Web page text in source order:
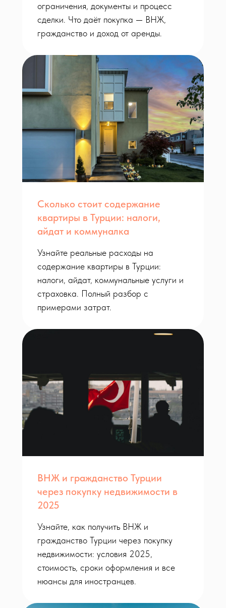
ограничения, документы и процесс
сделки. Что даёт покупка — ВНЖ,
гражданство и доход от аренды.
Сколько стоит содержание
квартиры в Турции: налоги,
айдат и коммуналка
Узнайте реальные расходы на
содержание квартиры в Турции:
налоги, айдат, коммунальные услуги и
страховка. Полный разбор с
примерами затрат.
ВНЖ и гражданство Турции
через покупку недвижимости в
2025
Узнайте, как получить ВНЖ и
гражданство Турции через покупку
недвижимости: условия 2025,
стоимость, сроки оформления и все
нюансы для иностранцев.